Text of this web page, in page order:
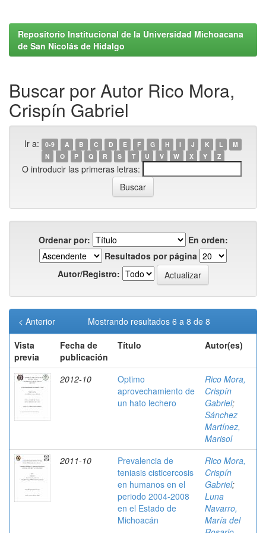
Repositorio Institucional de la Universidad Michoacana
de San Nicolás de Hidalgo
Buscar por Autor Rico Mora,
Crispín Gabriel
Ir a: 0-9 A B C D E F G H I J K L
M
N
O P Q R S T U V W X Y Z
O introducir las primeras letras:
Ordenar por:
En orden:
Resultados por página
Autor/Registro:
Mostrando resultados 6 a 8 de 8
< Anterior
Vista
previa
Fecha de
publicación
Título Autor(es)
2012-10
Optimo
aprovechamiento de
un hato lechero
Rico Mora,
Crispín
Gabriel;
Sánchez
Martínez,
Marisol
2011-10
Prevalencia de
teniasis cisticercosis
en humanos en el
periodo 2004-2008
en el Estado de
Michoacán
Rico Mora,
Crispín
Gabriel;
Luna
Navarro,
María del